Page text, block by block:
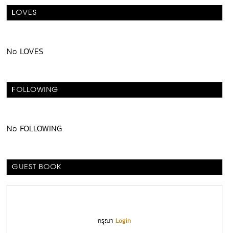
LOVES
No LOVES
FOLLOWING
No FOLLOWING
GUEST BOOK
กรุณาLogin